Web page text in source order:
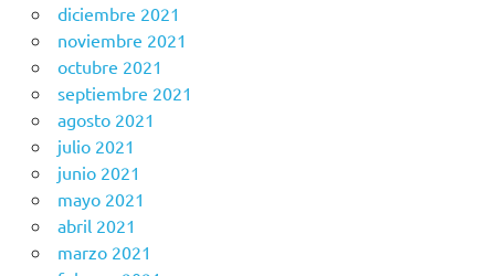
diciembre 2021
noviembre 2021
octubre 2021
septiembre 2021
agosto 2021
julio 2021
junio 2021
mayo 2021
abril 2021
marzo 2021